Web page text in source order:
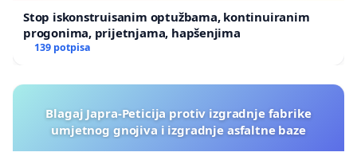
Stop iskonstruisanim optužbama, kontinuiranim
progonima, prijetnjama, hapšenjima
139 potpisa
Blagaj Japra-Peticija protiv izgradnje fabrike
umjetnog gnojiva i izgradnje asfaltne baze